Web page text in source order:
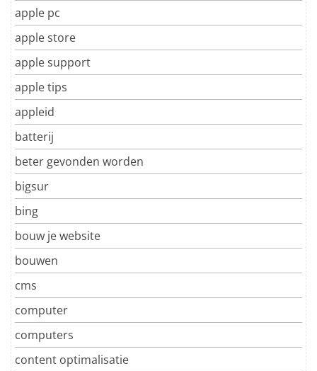
apple pc
apple store
apple support
apple tips
appleid
batterij
beter gevonden worden
bigsur
bing
bouw je website
bouwen
cms
computer
computers
content optimalisatie